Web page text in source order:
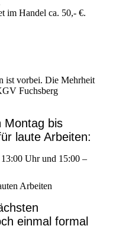
im Handel ca. 50,- €.
ist vorbei. Die Mehrheit
Fuchsberg
Montag bis
laute Arbeiten:
Uhr und 15:00 –
Arbeiten
einmal formal